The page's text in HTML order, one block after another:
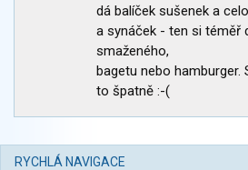
dá balíček sušenek a
a synáček - ten si téměř
smaženého,
bagetu nebo hamburger.
to špatně :-(
RYCHLÁ NAVIGACE